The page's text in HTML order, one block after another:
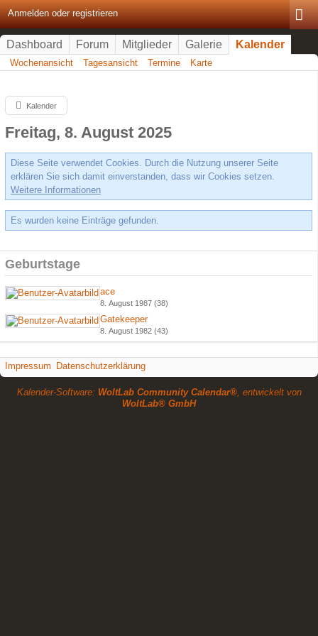
Anmelden oder registrieren
Dashboard Forum Mitglieder Galerie Kalender
Wochenansicht Tagesansicht Termine Karte
Kalender
Freitag, 8. August 2025
Diese Seite verwendet Cookies. Durch die Nutzung unserer Seite
erklären Sie sich damit einverstanden, dass wir Cookies setzen.
Weitere Informationen
Es wurden keine Einträge gefunden.
Geburtstage
ace
8. August 1987 (38)
Gatekeeper
8. August 1982 (43)
Impressum Datenschutzerklärung
Kalender-Software: WoltLab Community Calendar®, entwickelt von
WoltLab® GmbH